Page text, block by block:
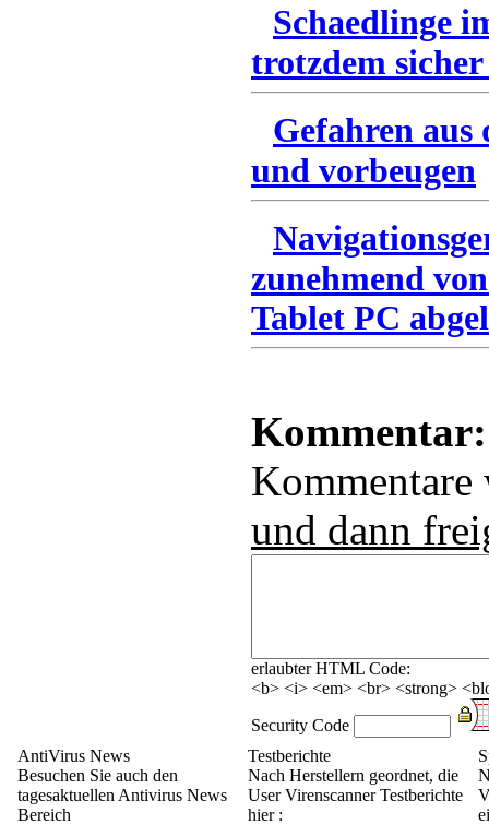
Schaedlinge
trotzdem
Gefahren
und vorbeugen
zunehmend
Tablet PC
Kommentar:
und dann
erlaubter HTML Code:
<b> <i> <em> <br> <strong>
Security Code
AntiVirus News
Besuchen Sie auch den
tagesaktuellen Antivirus News
Bereich
Testberichte
Nach Herstellern geordnet, die
User Virenscanner Testberichte
hier :